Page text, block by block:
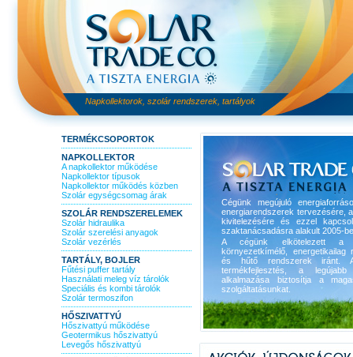
Napkollektorok, szolár rendszerek, tartályok
TERMÉKCSOPORTOK
NAPKOLLEKTOR
A napkollektor működése
Napkollektor típusok
Napkollektor működés közben
Szolár egységcsomag árak
SZOLÁR RENDSZERELEMEK
Szolár hidraulika
Szolár szerelési anyagok
Szolár vezérlés
TARTÁLY, BOJLER
Fűtési puffer tartály
Használati meleg víz tárolók
Speciális és kombi tárolók
Szolár termoszifon
HŐSZIVATTYÚ
Hőszivattyú működése
Geotermikus hőszivattyú
Levegős hőszivattyú
Cégünk megújuló
energiarendszerek tervezésére,
kivitelezésére és ezzel
szaktanácsadásra alakult 2005-
A cégünk elkötelezett a
környezetkímélő, energetikailag
és hűtő rendszerek iránt.
termékfejlesztés, a legújabb
alkalmazása biztosítja a
szolgáltatásunkat.